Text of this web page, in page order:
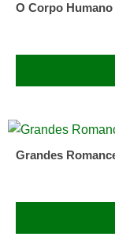
O Corpo
Grandes